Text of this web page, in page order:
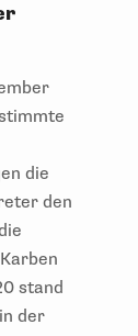
die
den
stand
der